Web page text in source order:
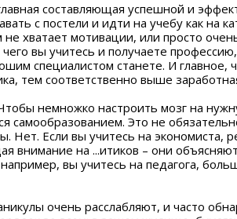
составляющая успешной и
с постели и идти на учебу как на
не хватает мотивации, или просто
вы учитесь и получаете
специалистом станете. И
тем соответственно выше
немножко настроить мозг на
самообразованием. Это не
Нет. Если вы учитесь на экономиста,
внимание на ...итиков – они
например, вы учитесь на педагога,
очень расслабляют, и часто